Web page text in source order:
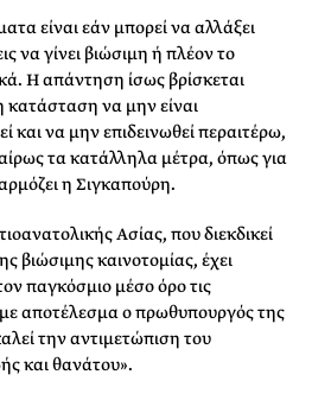
είναι εάν μπορεί να αλλάξει
να γίνει βιώσιμη ή πλέον το
Η απάντηση ίσως βρίσκεται
να μην είναι
και να μην επιδεινωθεί περαιτέρω,
τα κατάλληλα μέτρα, όπως για
η Σιγκαπούρη.
Ασίας, που διεκδικεί
βιώσιμης καινοτομίας, έχει
παγκόσμιο μέσο όρο τις
με αποτέλεσμα ο πρωθυπουργός της
την αντιμετώπιση του
και θανάτου».